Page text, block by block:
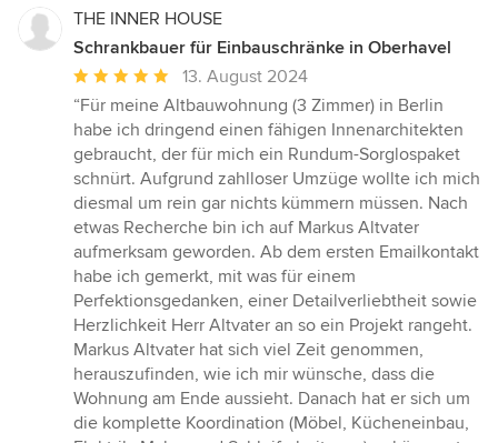
THE INNER HOUSE
Schrankbauer für Einbauschränke in Oberhavel
Durchschnittliche
Bewertung:
5
von
5
Sternen
13. August 2024
“Für meine Altbauwohnung (3 Zimmer) in Berlin
habe ich dringend einen fähigen Innenarchitekten
gebraucht, der für mich ein Rundum-Sorglospaket
schnürt. Aufgrund zahlloser Umzüge wollte ich mich
diesmal um rein gar nichts kümmern müssen. Nach
etwas Recherche bin ich auf Markus Altvater
aufmerksam geworden. Ab dem ersten Emailkontakt
habe ich gemerkt, mit was für einem
Perfektionsgedanken, einer Detailverliebtheit sowie
Herzlichkeit Herr Altvater an so ein Projekt rangeht.
Markus Altvater hat sich viel Zeit genommen,
herauszufinden, wie ich mir wünsche, dass die
Wohnung am Ende aussieht. Danach hat er sich um
die komplette Koordination (Möbel, Kücheneinbau,